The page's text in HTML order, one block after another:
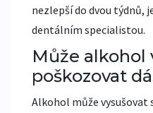
nezlepší do dvou týdnů,
dentálním specialistou.
Může alkohol
poškozovat
Alkohol může vysušovat